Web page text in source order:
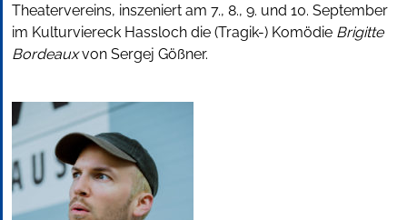
Theatervereins, inszeniert am 7., 8., 9. und 10. September
im Kulturviereck Hassloch die (Tragik-) Komödie Brigitte
Bordeauxvon Sergej Gößner.